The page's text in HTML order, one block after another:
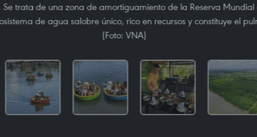
trata de una zona de amortiguamiento de la Reserva
de agua salobre único, rico en recursos y constituye el
(Foto: VNA)